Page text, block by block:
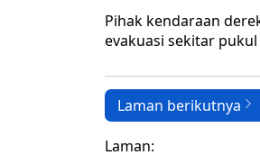
Pihak kendaraan
evakuasi sekitar pukul
Laman berikutnya
Laman: